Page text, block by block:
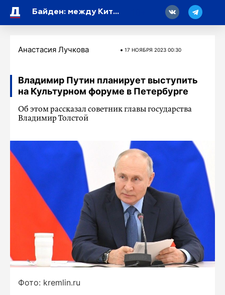
Байден: между Китаем и США имеются разногласия по экономическому взаимодействию
Анастасия Лучкова 17 НОЯБРЯ 2023 00:30
Владимир Путин планирует выступить
на Культурном форуме в Петербурге
Об этом рассказал советник главы государства
Владимир Толстой
Фото: kremlin.ru